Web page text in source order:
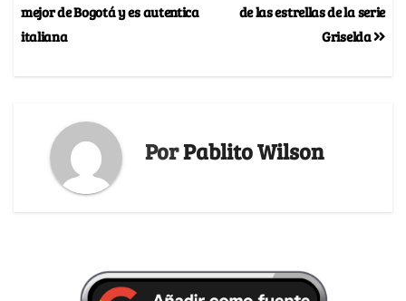
de las estrellas de la serie
Griselda
mejor de Bogotá y es autentica
italiana
PorPablito Wilson